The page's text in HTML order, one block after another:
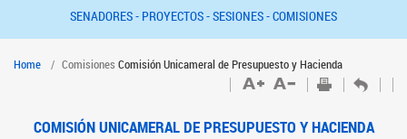
SENADORES - PROYECTOS -SESIONES -COMISIONES
Home Comisiones Comisión Unicameral de Presupuesto y Hacienda
COMISIÓN UNICAMERAL DE PRESUPUESTO Y HACIENDA